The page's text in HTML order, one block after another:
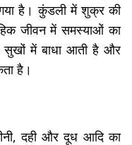
गया है। कुंडली में शुक्र की
जीवन में समस्याओं का
सुखों में बाधा आती है और
है।
दही और दूध आदि का